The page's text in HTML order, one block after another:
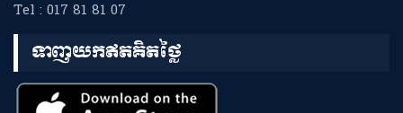
Tel : 017 81 81 07
ទាញយកឥតគិតថ្លៃ